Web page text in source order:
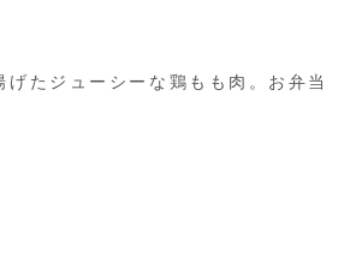
げたジューシーな鶏もも肉。お弁当